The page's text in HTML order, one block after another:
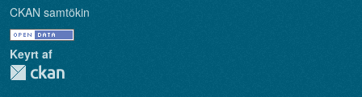
CKAN samtökin
Keyrt af